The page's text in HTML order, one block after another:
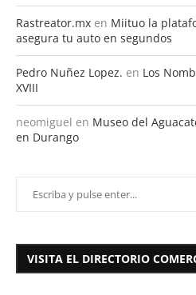
Rastreator.mx en Miituo la
asegura tu auto en segundos
Pedro Nuñez Lopez. en Los
XVIII
neomiguel en Museo del
en Durango
VISITA EL DIRECTORIO